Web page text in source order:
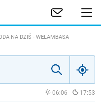
NA DZIŚ - WELAMBASA
06:06 17:53